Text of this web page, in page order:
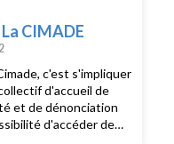
CIMADE
c'est s'impliquer
d'accueil de
et de dénonciation
d'accéder de